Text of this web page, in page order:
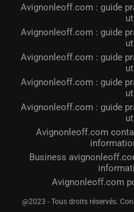
Avignonleoff.com : guide
Avignonleoff.com : guide
Avignonleoff.com : guide
Avignonleoff.com : guide
Avignonleoff.com : guide
Avignonleoff.com
Business
Avignonleoff.com
@2023 - Tous droits réservés.